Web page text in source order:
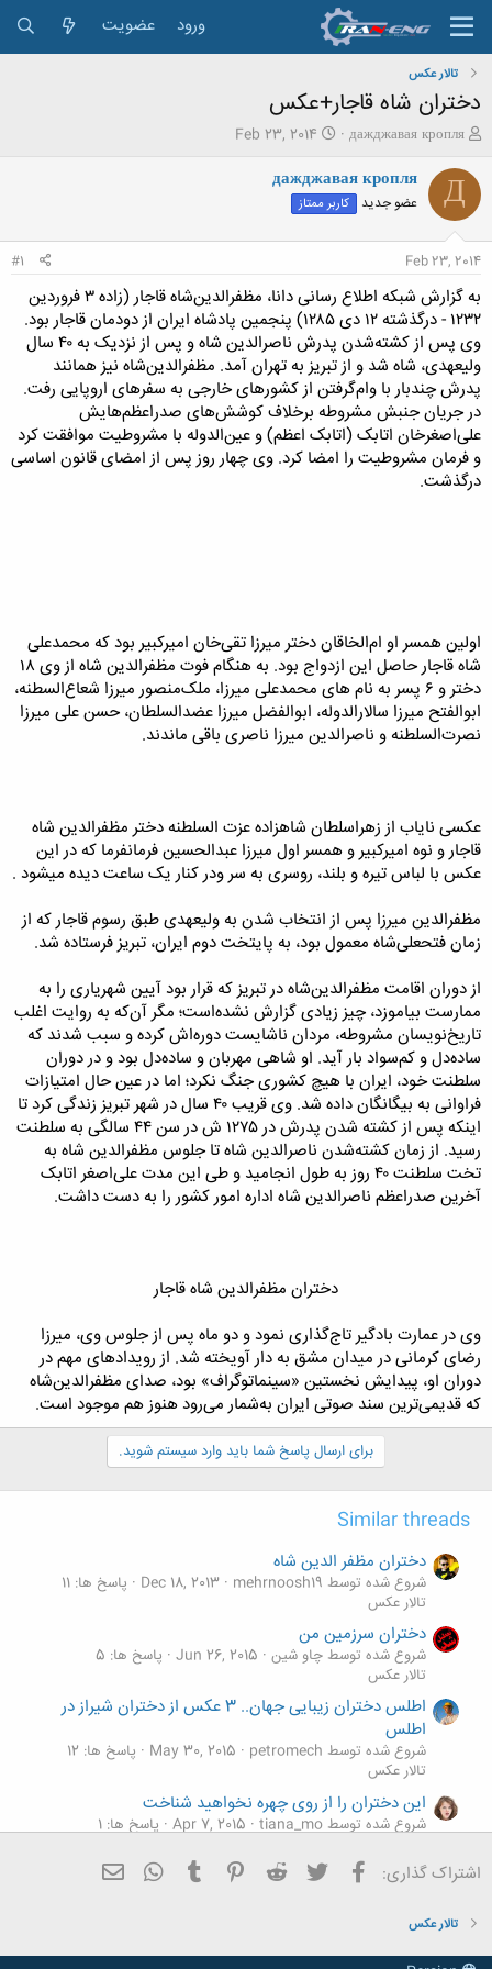
ورود عضویت
تالار عکس
دختران شاه قاجار+عکس
ش
و
ع
ک
ه
م
و
ض
و
ع
дажджавая кропля
ت
ر
ی
خ
ع
Feb 23, 2014
Д
дажджавая кропля
عضو جدید کاربر ممتاز
Feb 23, 2014
#1
به گزارش شبکه اطلاع رسانی دانا، مظفرالدین‌شاه قاجار (زاده ۳ فروردین
۱۲۳۲ - درگذشته ۱۲ دی ۱۲۸۵) پنجمین پادشاه ایران از دودمان قاجار بود.
وی پس از کشته‌شدن پدرش ناصرالدین‌ شاه و پس از نزدیک به ۴۰ سال
ولیعهدی، شاه شد و از تبریز به تهران آمد. مظفرالدین‌شاه نیز همانند
پدرش چندبار با وام‌گرفتن از کشورهای خارجی به سفرهای اروپایی رفت.
در جریان جنبش مشروطه برخلاف کوشش‌های صدراعظم‌هایش
علی‌اصغرخان اتابک (اتابک اعظم) و عین‌الدوله با مشروطیت موافقت کرد
و فرمان مشروطیت را امضا کرد. وی چهار روز پس از امضای قانون اساسی
درگذشت.
اولین همسر او ام‌الخاقان دختر میرزا تقی‌خان امیرکبیر بود که محمدعلی
شاه قاجار حاصل این ازدواج بود. به هنگام فوت مظفرالدین شاه از وی ۱۸
دختر و ۶ پسر به نام های محمدعلی میرزا، ملک‌منصور میرزا شعاع‌السطنه،
ابوالفتح میرزا سالارالدوله، ابوالفضل‌ میرزا عضدالسلطان، حسن علی‌ میرزا
نصرت‌السلطنه و ناصرالدین میرزا ناصری باقی‌ ماندند.
عکسی نایاب از زهراسلطان شاهزاده عزت السلطنه دختر مظفرالدین شاه
قاجار و نوه امیرکبیر و همسر اول میرزا عبدالحسین فرمانفرما که در این
عکس با لباس تیره و بلند، روسری به سر ودر کنار یک ساعت دیده میشود .
مظفرالدین میرزا پس از انتخاب شدن به ولیعهدی طبق رسوم قاجار که از
زمان فتحعلی‌شاه معمول بود، به پایتخت دوم ایران، تبریز فرستاده شد.
از دوران اقامت مظفرالدین‌شاه در تبریز که قرار بود آیین شهریاری را به
ممارست بیاموزد، چیز زیادی گزارش نشده‌است؛ مگر آن‌که به روایت اغلب
تاریخ‌نویسان مشروطه، مردان ناشایست دوره‌اش کرده و سبب شدند که
ساده‌دل و کم‌سواد بار آید. او شاهی مهربان و ساده‌دل بود و در دوران
سلطنت خود، ایران با هیچ کشوری جنگ نکرد؛ اما در عین حال امتیازات
فراوانی به بیگانگان داده شد. وی قریب ۴۰ سال در شهر تبریز زندگی کرد تا
اینکه پس از کشته شدن پدرش در ۱۲۷۵ ش در سن ۴۴ سالگی به سلطنت
رسید. از زمان کشته‌شدن ناصرالدین شاه تا جلوس مظفرالدین شاه به
تخت سلطنت ۴۰ روز به طول انجامید و طی این مدت علی‌اصغر اتابک
آخرین صدراعظم ناصرالدین شاه اداره امور کشور را به دست داشت.
دختران مظفرالدین شاه قاجار​
وی در عمارت بادگیر تاج‌گذاری نمود و دو ماه پس از جلوس وی، میرزا
رضای کرمانی در میدان مشق به دار آویخته شد. از رویدادهای مهم در
دوران او، پیدایش نخستین «سینماتوگراف» بود، صدای مظفرالدین‌شاه
که قدیمی‌ترین سند صوتی ایران به‌شمار می‌رود هنوز هم موجود است.
برای ارسال پاسخ شما باید وارد سیستم شوید.
Similar threads
دختران مظفر الدين شاه
شروع شده توسط mehrnoosh19 Dec 18, 2013
پاسخ ها: 11
تالار عکس
دختران سرزمین من
شروع شده توسط چاو شین Jun 26, 2015 پاسخ ها: 5
تالار عکس
اطلس دختران زیبایی جهان.. 3 عکس از دختران شیراز در
اطلس
شروع شده توسط petromech May 30, 2015
پاسخ ها: 12
تالار عکس
این دختران را از روی چهره نخواهید شناخت
شروع شده توسط tiana_mo Apr 7, 2015 پاسخ ها: 1
M دختران نینجای ایرانی /تصاویر
تالار عکس
اشتراک گذاری: فیسبوک تویتر Reddit
Pinterest
Tumblr
WhatsApp
تالار عکس